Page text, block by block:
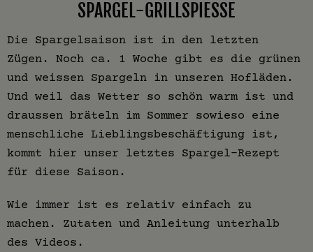
SPARGEL-GRILLSPIESSE
Die Spargelsaison ist in den letzten
Zügen. Noch ca. 1 Woche gibt es die grünen
und weissen Spargeln in unseren Hofläden.
Und weil das Wetter so schön warm ist und
draussen bräteln im Sommer sowieso eine
menschliche Lieblingsbeschäftigung ist,
kommt hier unser letztes Spargel-Rezept
für diese Saison.
Wie immer ist es relativ einfach zu
machen. Zutaten und Anleitung unterhalb
des Videos.